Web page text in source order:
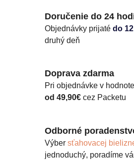
Doručenie do 24
Objednávky prijaté do
druhý deň
Doprava zdarma
Pri objednávke v hodnote
od 49,90€ cez Packetu
Odborné
Výber sťahovacej
jednoduchý, poradíme